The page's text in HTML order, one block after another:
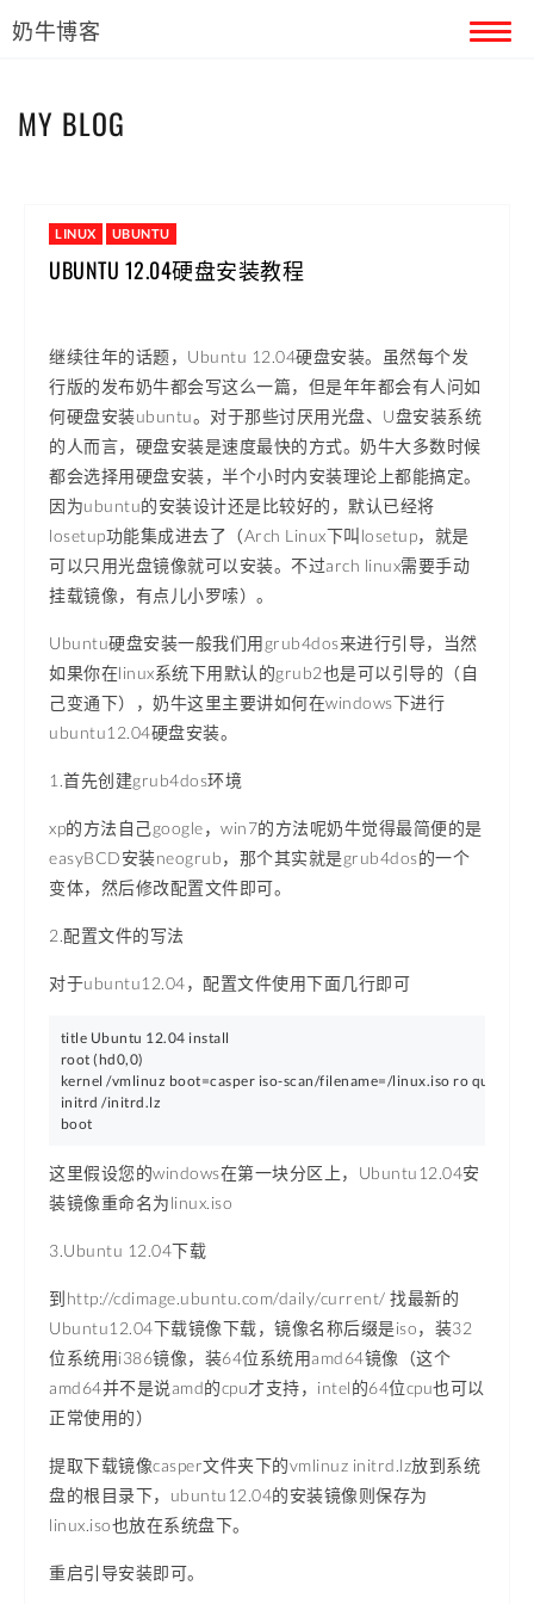
奶牛博客
MY BLOG
LINUX UBUNTU
UBUNTU 12.04硬盘安装教程
继续往年的话题，Ubuntu 12.04硬盘安装。虽然每个发
行版的发布奶牛都会写这么一篇，但是年年都会有人问如
何硬盘安装ubuntu。对于那些讨厌用光盘、U盘安装系统
的人而言，硬盘安装是速度最快的方式。奶牛大多数时候
都会选择用硬盘安装，半个小时内安装理论上都能搞定。
因为ubuntu的安装设计还是比较好的，默认已经将
losetup功能集成进去了（Arch Linux下叫losetup，就是
可以只用光盘镜像就可以安装。不过arch linux需要手动
挂载镜像，有点儿小罗嗦）。
Ubuntu硬盘安装一般我们用grub4dos来进行引导，当然
如果你在linux系统下用默认的grub2也是可以引导的（自
己变通下），奶牛这里主要讲如何在windows下进行
ubuntu12.04硬盘安装。
1.首先创建grub4dos环境
xp的方法自己google，win7的方法呢奶牛觉得最简便的是
easyBCD安装neogrub，那个其实就是grub4dos的一个
变体，然后修改配置文件即可。
2.配置文件的写法
对于ubuntu12.04，配置文件使用下面几行即可
title Ubuntu 12.04 install
root (hd0,0)
kernel /vmlinuz boot=casper iso-scan/filename=/linux.iso ro quiet
initrd /initrd.lz
这里假设您的windows在第一块分区上，Ubuntu12.04安
装镜像重命名为linux.iso
3.Ubuntu 12.04下载
到http://cdimage.ubuntu.com/daily/current/ 找最新的
Ubuntu12.04下载镜像下载，镜像名称后缀是iso，装32
位系统用i386镜像，装64位系统用amd64镜像（这个
amd64并不是说amd的cpu才支持，intel的64位cpu也可以
正常使用的）
提取下载镜像casper文件夹下的vmlinuz initrd.lz放到系统
盘的根目录下，ubuntu12.04的安装镜像则保存为
linux.iso也放在系统盘下。
重启引导安装即可。